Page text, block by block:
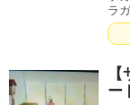
ラ
ー